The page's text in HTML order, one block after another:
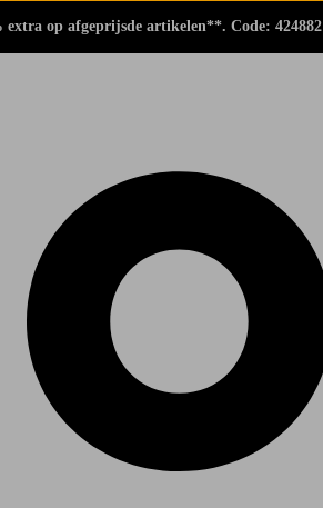
op afgeprijsde artikelen**. Code: 424882